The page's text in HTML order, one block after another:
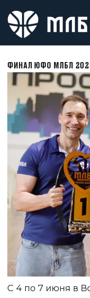
ФИНАЛ ЮФО МЛБЛ
С 4 по 7 июня в